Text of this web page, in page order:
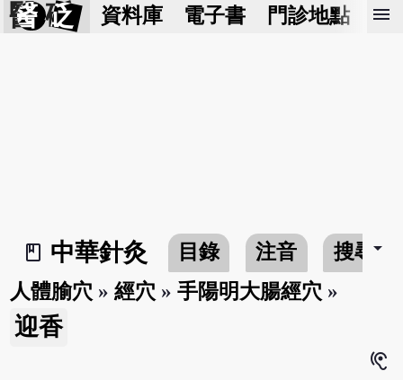
醫 砭 資料庫 電子書 門診地點 預
menu
book_2
中華針灸 目錄 注音 搜尋arrow_drop_down
人體腧穴 »經穴 »手陽明大腸經穴 »
迎香
hearing